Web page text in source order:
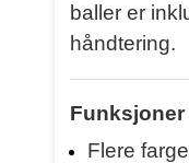
baller er
håndtering.
Funksjoner
Flere